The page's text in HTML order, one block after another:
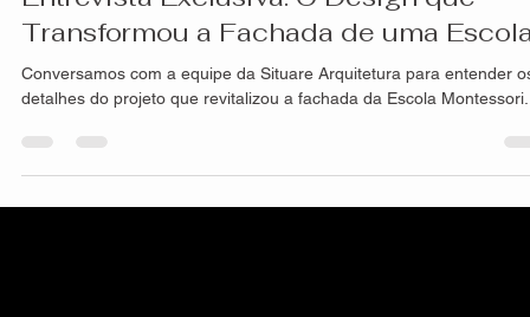
6 de fev. de 2025
2 min de leitura
Transformou a Fachada de uma
Conversamos com a equipe da Situare Arquitetura para entender